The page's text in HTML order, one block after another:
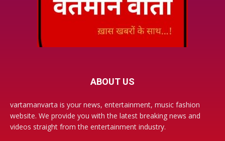
ABOUT US
vartamanvarta is your news, entertainment, music fashion
website. We provide you with the latest breaking news and
videos straight from the entertainment industry.